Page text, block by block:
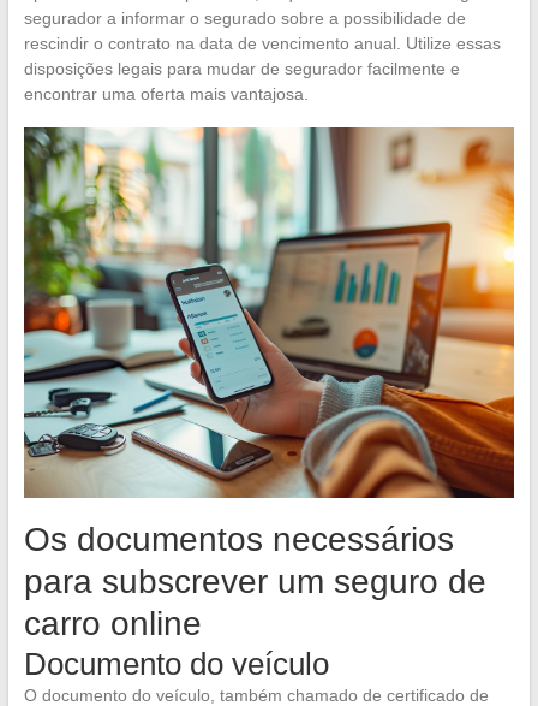
segurador a informar o segurado sobre a possibilidade de
rescindir o contrato na data de vencimento anual. Utilize essas
disposições legais para mudar de segurador facilmente e
encontrar uma oferta mais vantajosa.
Os documentos necessários
para subscrever um seguro de
carro online
Documento do veículo
O documento do veículo, também chamado de certificado de